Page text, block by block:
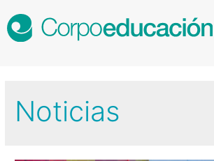
Noticias